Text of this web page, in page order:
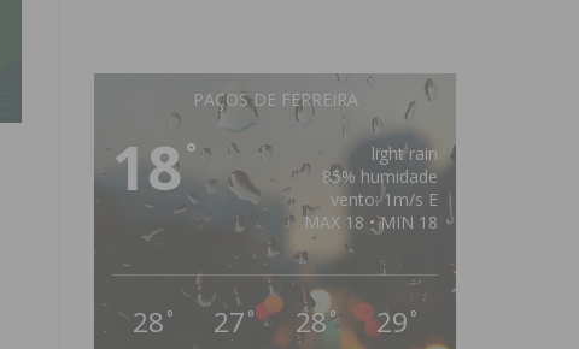
PAÇOS DE FERREIRA
18°
light rain
85% humidade
vento: 1m/s E
MAX 18 • MIN 18
28 ° 27 ° 28° 29 °